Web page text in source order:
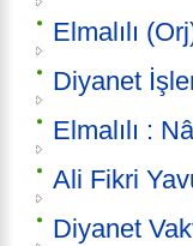
Elmalılı
Diyanet
Elmalılı :
Ali Fikri
Diyanet